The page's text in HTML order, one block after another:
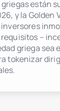
están
y la Golden
–
griega sea
tokenizar